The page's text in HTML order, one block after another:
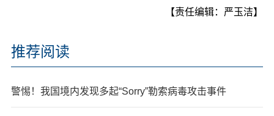
【责任编辑：严玉洁】
推荐阅读
警惕！我国境内发现多起“Sorry”勒索病毒攻击事件